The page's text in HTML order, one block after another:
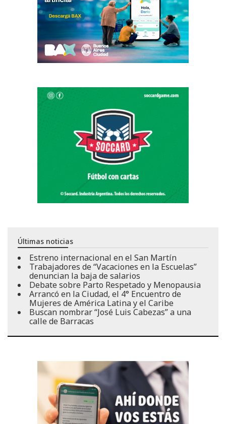
Últimas noticias
Estreno internacional en el San Martín
Trabajadores de “Vacaciones en la Escuelas”
denuncian la baja de salarios
Debate sobre Parto Respetado y Menopausia
Arrancó en la Ciudad, el 4° Encuentro de
Mujeres de América Latina y el Caribe
Buscan nombrar “José Luis Cabezas” a una
calle de Barracas